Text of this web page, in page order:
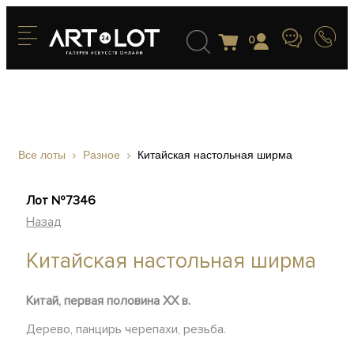
0
Все лоты Разное Китайская настольная ширма
Лот №7346
Назад
Китайская настольная ширма
Китай, первая половина XX в.
Дерево, панцирь черепахи, резьба.